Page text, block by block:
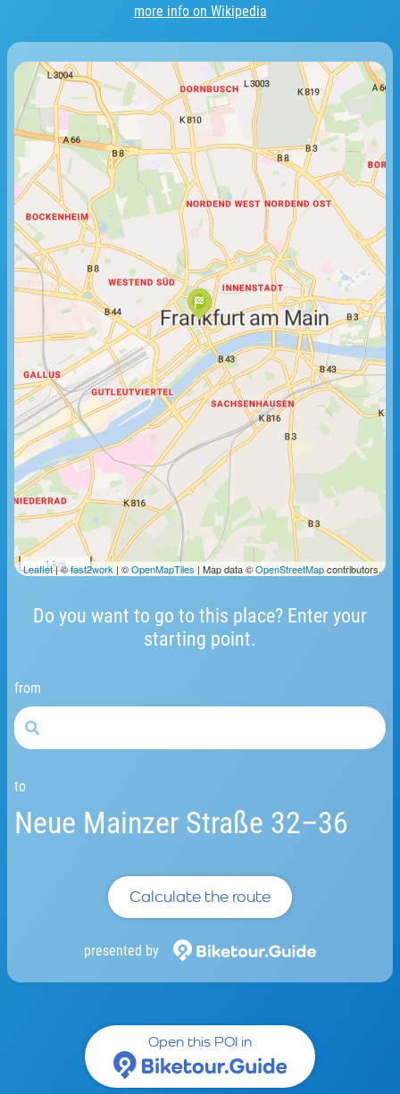
more info on Wikipedia
Do you want to go to this place? Enter your
starting point.
from
to
Neue Mainzer Straße 32–36
Calculate the route
presented by
1 km
Leaflet| ©fast2work | ©OpenMapTiles | Map data ©OpenStreetMapcontributors.
Open this POI in